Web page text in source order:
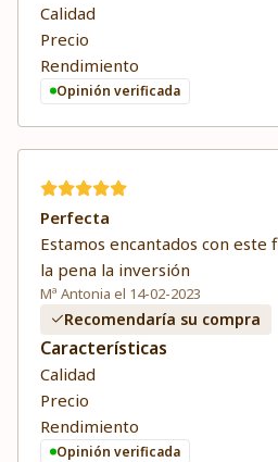
Calidad
Precio
Rendimiento
Opinión verificada
Perfecta
Estamos encantados con este
la pena la inversión
Mª Antonia el 14-02-2023
Recomendaría su compra
Características
Calidad
Precio
Rendimiento
Opinión verificada